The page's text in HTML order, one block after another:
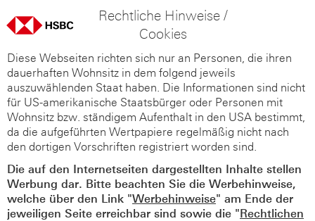
Rechtliche Hinweise /
Cookies
Diese Webseiten richten sich nur an Personen, die ihren
dauerhaften Wohnsitz in dem folgend jeweils
auszuwählenden Staat haben. Die Informationen sind nicht
für US-amerikanische Staatsbürger oder Personen mit
Wohnsitz bzw. ständigem Aufenthalt in den USA bestimmt,
da die aufgeführten Wertpapiere regelmäßig nicht nach
den dortigen Vorschriften registriert worden sind.
Die auf den Internetseiten dargestellten Inhalte stellen
Werbung dar. Bitte beachten Sie die Werbehinweise,
welche über den Link "Werbehinweise" am Ende der
jeweiligen Seite erreichbar sind sowie die "Rechtlichen